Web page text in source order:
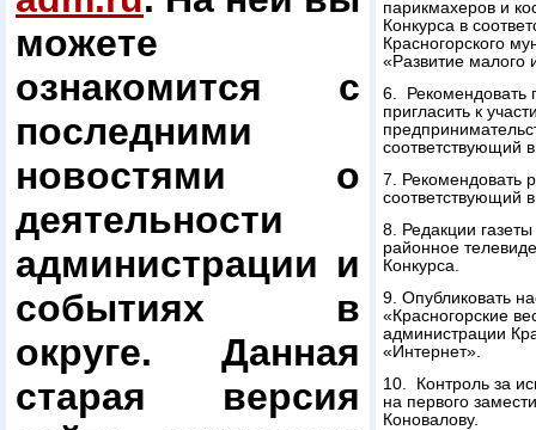
можете
ознакомится с
последними
новостями о
деятельности
администрации и
событиях в
округе. Данная
старая версия
парикмахеров и
Конкурса в
Красногорского
«Развитие малого
6. Рекомендовать
пригласить к
соответствующий
7. Рекомендовать
соответствующий
8. Редакции
районное
Конкурса.
9. Опубликовать
«Красногорские
администрации
«Интернет».
10. Контроль за
на первого
Коновалову.